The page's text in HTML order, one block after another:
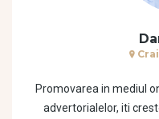
Promovarea in mediul
advertorialelor, iti